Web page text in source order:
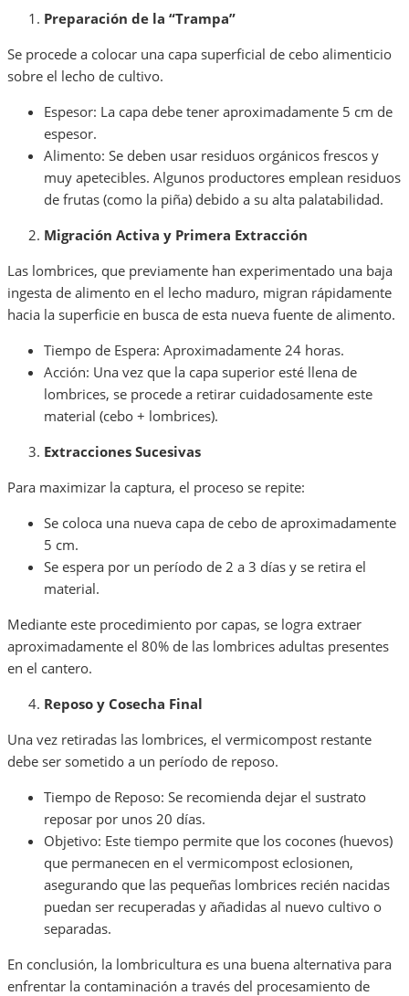
Preparación de la “Trampa”
Se procede a colocar una capa superficial de cebo alimenticio
sobre el lecho de cultivo.
Espesor: La capa debe tener aproximadamente 5 cm de
espesor.
Alimento: Se deben usar residuos orgánicos frescos y
muy apetecibles. Algunos productores emplean residuos
de frutas (como la piña) debido a su alta palatabilidad.
Migración Activa y Primera Extracción
Las lombrices, que previamente han experimentado una baja
ingesta de alimento en el lecho maduro, migran rápidamente
hacia la superficie en busca de esta nueva fuente de alimento.
Tiempo de Espera: Aproximadamente 24 horas.
Acción: Una vez que la capa superior esté llena de
lombrices, se procede a retirar cuidadosamente este
material (cebo + lombrices).
Extracciones Sucesivas
Para maximizar la captura, el proceso se repite:
Se coloca una nueva capa de cebo de aproximadamente
5 cm.
Se espera por un período de 2 a 3 días y se retira el
material.
Mediante este procedimiento por capas, se logra extraer
aproximadamente el 80% de las lombrices adultas presentes
en el cantero.
Reposo y Cosecha Final
Una vez retiradas las lombrices, el vermicompost restante
debe ser sometido a un período de reposo.
Tiempo de Reposo: Se recomienda dejar el sustrato
reposar por unos 20 días.
Objetivo: Este tiempo permite que los cocones (huevos)
que permanecen en el vermicompost eclosionen,
asegurando que las pequeñas lombrices recién nacidas
puedan ser recuperadas y añadidas al nuevo cultivo o
separadas.
En conclusión, la lombricultura es una buena alternativa para
enfrentar la contaminación a través del procesamiento de